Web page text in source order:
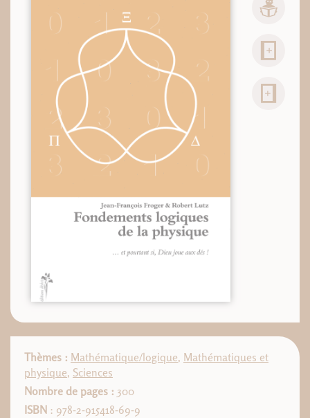
Thèmes : Mathématique/logique, Mathématiques et
physique, Sciences
Nombre de pages : 300
ISBN : 978-2-915418-69-9